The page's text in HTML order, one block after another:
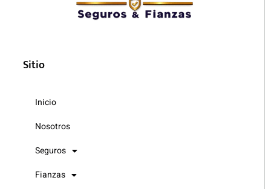
Sitio
Inicio
Nosotros
Seguros
Fianzas